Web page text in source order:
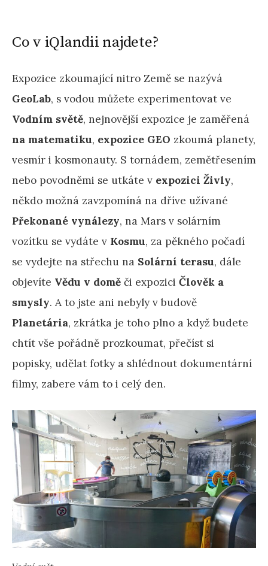
Co v iQlandii najdete?
Expozice zkoumající nitro Země se nazývá
GeoLab, s vodou můžete experimentovat ve
Vodním světě, nejnovější expozice je zaměřená
na matematiku, expozice GEO zkoumá planety,
vesmír i kosmonauty. S tornádem, zemětřesením
nebo povodněmi se utkáte v expozici Živly,
někdo možná zavzpomíná na dříve užívané
Překonané vynálezy, na Mars v solárním
vozítku se vydáte v Kosmu, za pěkného počadí
se vydejte na střechu na Solární terasu, dále
objevíte Vědu v domě či expozici Člověk a
smysly. A to jste ani nebyly v budově
Planetária, zkrátka je toho plno a když budete
chtít vše pořádně prozkoumat, přečíst si
popisky, udělat fotky a shlédnout dokumentární
filmy, zabere vám to i celý den.